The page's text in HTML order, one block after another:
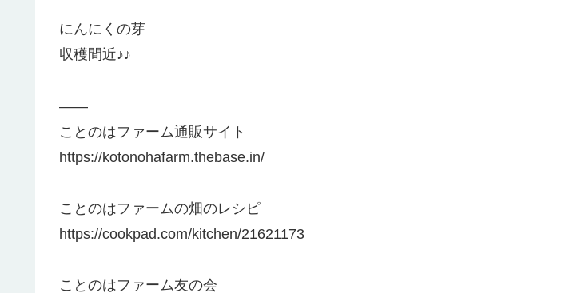
にんにくの芽
収穫間近♪♪
——
ことのはファーム通販サイト
https://kotonohafarm.thebase.in/
ことのはファームの畑のレシピ
https://cookpad.com/kitchen/21621173
ことのはファーム友の会